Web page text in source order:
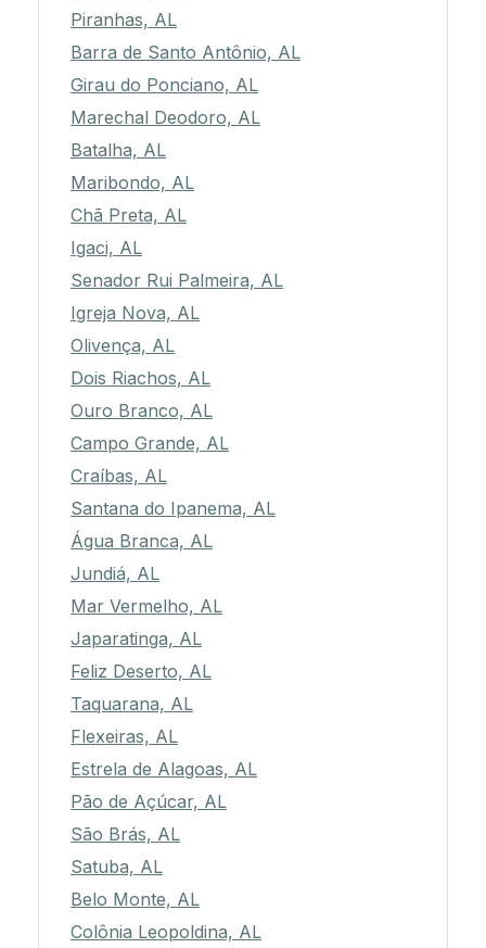
Piranhas, AL
Barra de Santo Antônio, AL
Girau do Ponciano, AL
Marechal Deodoro, AL
Batalha, AL
Maribondo, AL
Chã Preta, AL
Igaci, AL
Senador Rui Palmeira, AL
Igreja Nova, AL
Olivença, AL
Dois Riachos, AL
Ouro Branco, AL
Campo Grande, AL
Craíbas, AL
Santana do Ipanema, AL
Água Branca, AL
Jundiá, AL
Mar Vermelho, AL
Japaratinga, AL
Feliz Deserto, AL
Taquarana, AL
Flexeiras, AL
Estrela de Alagoas, AL
Pão de Açúcar, AL
São Brás, AL
Satuba, AL
Belo Monte, AL
Colônia Leopoldina, AL